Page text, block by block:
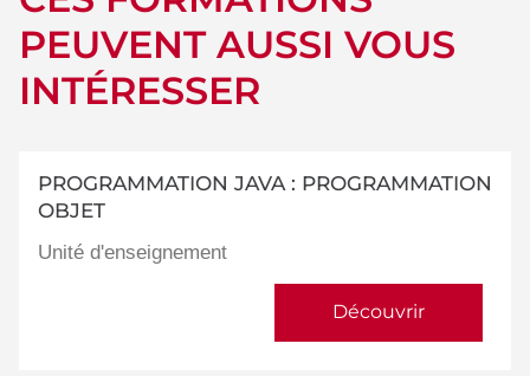
PEUVENT AUSSI VOUS
INTÉRESSER
PROGRAMMATION JAVA : PROGRAMMATION
OBJET
Unité d'enseignement
Découvrir